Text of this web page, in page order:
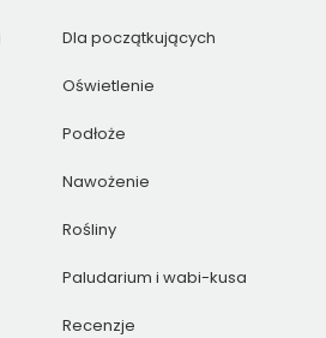
Dla początkujących
Oświetlenie
Podłoże
Nawożenie
Rośliny
Paludarium i wabi-kusa
Recenzje